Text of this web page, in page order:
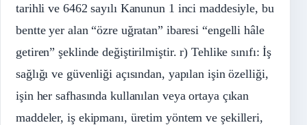
tarihli ve 6462 sayılı Kanunun 1 inci maddesiyle, bu
bentte yer alan “özre uğratan” ibaresi “engelli hâle
getiren” şeklinde değiştirilmiştir. r) Tehlike sınıfı: İş
sağlığı ve güvenliği açısından, yapılan işin özelliği,
işin her safhasında kullanılan veya ortaya çıkan
maddeler, iş ekipmanı, üretim yöntem ve şekilleri,